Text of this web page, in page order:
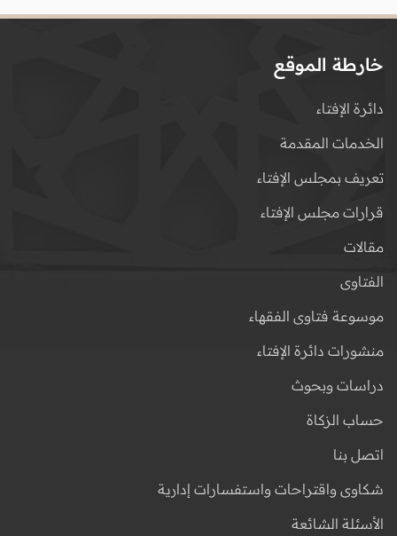
خارطة الموقع
دائرة الإفتاء
الخدمات المقدمة
تعريف بمجلس الإفتاء
قرارات مجلس الإفتاء
مقالات
الفتاوى
موسوعة فتاوى الفقهاء
منشورات دائرة الإفتاء
دراسات وبحوث
حساب الزكاة
اتصل بنا
شكاوى واقتراحات واستفسارات إدارية
الأسئلة الشائعة